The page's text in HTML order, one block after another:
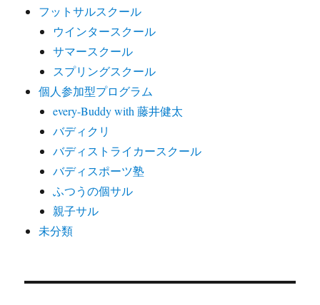
フットサルスクール
ウインタースクール
サマースクール
スプリングスクール
個人参加型プログラム
every-Buddy with 藤井健太
バディクリ
バディストライカースクール
バディスポーツ塾
ふつうの個サル
親子サル
未分類